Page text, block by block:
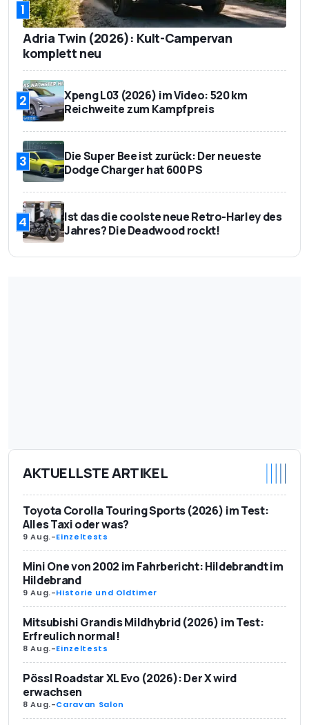
1
Adria Twin (2026): Kult-Campervan
komplett neu
2
Xpeng L03 (2026) im Video: 520 km
Reichweite zum Kampfpreis
3
Die Super Bee ist zurück: Der neueste
Dodge Charger hat 600 PS
4
Ist das die coolste neue Retro-Harley des
Jahres? Die Deadwood rockt!
AKTUELLSTE ARTIKEL
Toyota Corolla Touring Sports (2026) im Test:
Alles Taxi oder was?
9 Aug.-Einzeltests
Mini One von 2002 im Fahrbericht: Hildebrandt im
Hildebrand
9 Aug.-Historie und Oldtimer
Mitsubishi Grandis Mildhybrid (2026) im Test:
Erfreulich normal!
8 Aug.-Einzeltests
Pössl Roadstar XL Evo (2026): Der X wird
erwachsen
8 Aug.-Caravan Salon